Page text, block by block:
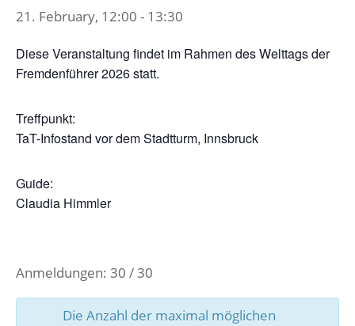
21. February, 12:00 - 13:30
Diese Veranstaltung findet im Rahmen des Welttags der
Fremdenführer 2026 statt.
Treffpunkt:
TaT-Infostand vor dem Stadtturm, Innsbruck
Guide:
Claudia Himmler
Anmeldungen: 30 / 30
Die Anzahl der maximal möglichen